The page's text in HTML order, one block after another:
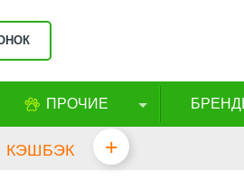
ПРОЧИЕ
КЭШБЭК +